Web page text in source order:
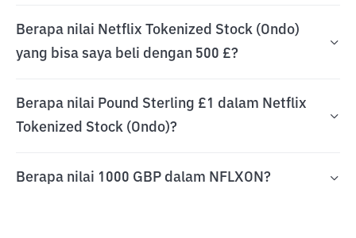
Berapa nilai Netflix Tokenized Stock (Ondo)
yang bisa saya beli dengan 500 £?
Berapa nilai Pound Sterling £1 dalam Netflix
Tokenized Stock (Ondo)?
Berapa nilai 1000 GBP dalam NFLXON?